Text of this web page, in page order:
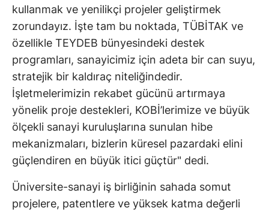
kullanmak ve yenilikçi projeler geliştirmek
zorundayız. İşte tam bu noktada, TÜBİTAK ve
özellikle TEYDEB bünyesindeki destek
programları, sanayicimiz için adeta bir can suyu,
stratejik bir kaldıraç niteliğindedir.
İşletmelerimizin rekabet gücünü artırmaya
yönelik proje destekleri, KOBİ’lerimize ve büyük
ölçekli sanayi kuruluşlarına sunulan hibe
mekanizmaları, bizlerin küresel pazardaki elini
güçlendiren en büyük itici güçtür" dedi.
Üniversite-sanayi iş birliğinin sahada somut
projelere, patentlere ve yüksek katma değerli